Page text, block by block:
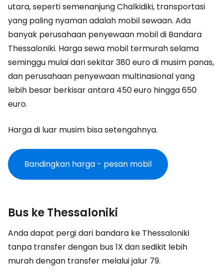
utara, seperti semenanjung Chalkidiki, transportasi
yang paling nyaman adalah mobil sewaan. Ada
banyak perusahaan penyewaan mobil di Bandara
Thessaloniki. Harga sewa mobil termurah selama
seminggu mulai dari sekitar 380 euro di musim panas,
dan perusahaan penyewaan multinasional yang
lebih besar berkisar antara 450 euro hingga 650
euro.
Harga di luar musim bisa setengahnya.
Bandingkan harga - pesan mobil
Bus ke Thessaloniki
Anda dapat pergi dari bandara ke Thessaloniki
tanpa transfer dengan bus 1X dan sedikit lebih
murah dengan transfer melalui jalur 79.